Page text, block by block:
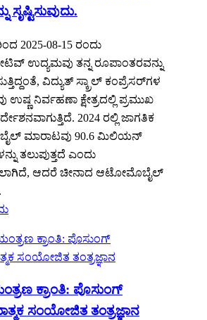
ಸೃಷ್ಟಿಸುವುದು.
2025-08-15 ರಂದು
ಉದ್ಯಮವು ತನ್ನ ರೂಪಾಂತರವನ್ನು
ವಿದ್ಯುತ್ ಸ್ಕ್ರಾಲ್ ಕಂಪ್ರೆಸರ್‌ಗಳ
ಉಷ್ಣ ನಿರ್ವಹಣಾ ಕ್ಷೇತ್ರದಲ್ಲಿ ಪ್ರಮುಖ
2024 ರಲ್ಲಿ ಜಾಗತಿಕ
ಮಾರಾಟವು 90.6 ಮಿಲಿಯನ್
ತಲುಪುತ್ತದೆ ಎಂದು
ಆದರೆ ಚೀನಾದ ಆಟೋಮೊಬೈಲ್
ಕ್ರಾಂತಿ: ಪೊಸುಂಗ್
ಸಂಯೋಜಿತ ತಂತ್ರಜ್ಞಾನ